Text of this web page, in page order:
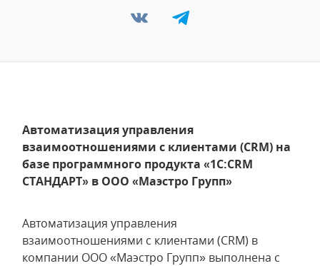
Автоматизация управления
взаимоотношениями с клиентами (CRM) на
базе программного продукта «1С:CRM
СТАНДАРТ» в ООО «Маэстро Групп»
Автоматизация управления
взаимоотношениями с клиентами (CRM) в
компании ООО «Маэстро Групп» выполнена с